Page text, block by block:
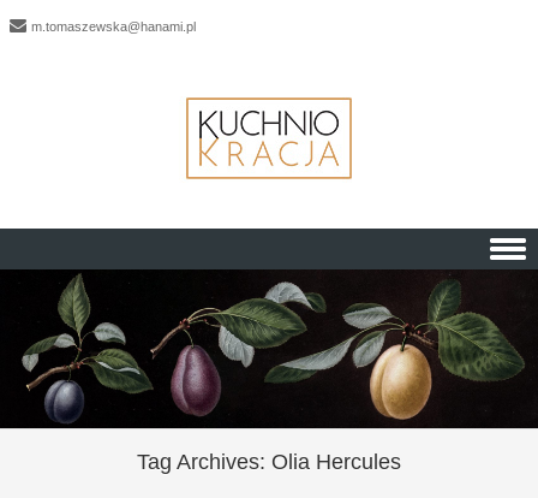
m.tomaszewska@hanami.pl
Skip to content
Tag Archives: Olia Hercules